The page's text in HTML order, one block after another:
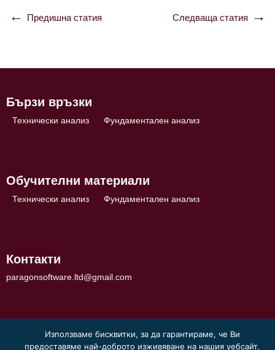
Навигация
Предишна статия Следваща статия
Бързи връзки
Технически анализ Фундаментален анализ
Обучителни материали
Технически анализ Фундаментален анализ
Контакти
paragonsoftware.ltd@gmail.com
Използваме бисквитки, за да гарантираме, че Ви
предоставяме най-доброто изживяване на нашия уебсайт.